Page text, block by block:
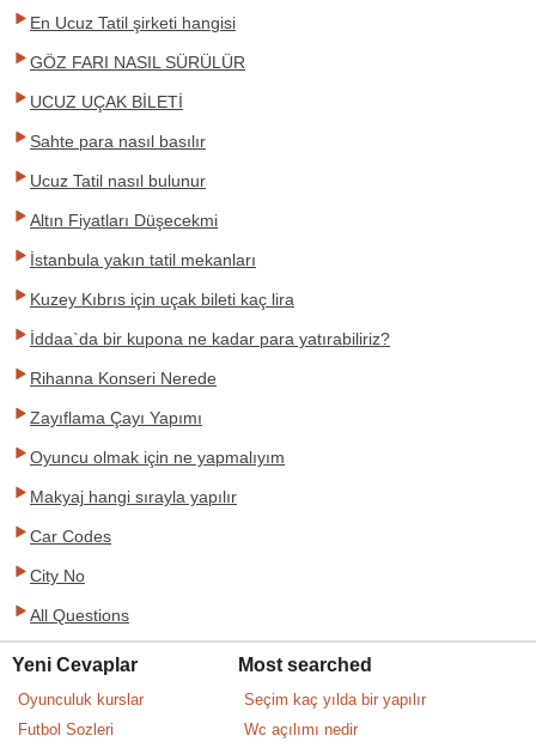
En Ucuz Tatil şirketi hangisi
GÖZ FARI NASIL SÜRÜLÜR
UCUZ UÇAK BİLETİ
Sahte para nasıl basılır
Ucuz Tatil nasıl bulunur
Altın Fiyatları Düşecekmi
İstanbula yakın tatil mekanları
Kuzey Kıbrıs için uçak bileti kaç lira
İddaa`da bir kupona ne kadar para yatırabiliriz?
Rihanna Konseri Nerede
Zayıflama Çayı Yapımı
Oyuncu olmak için ne yapmalıyım
Makyaj hangi sırayla yapılır
Car Codes
City No
All Questions
Yeni Cevaplar
Oyunculuk kurslar
Futbol Sozleri
Most searched
Seçim kaç yılda bir yapılır
Wc açılımı nedir